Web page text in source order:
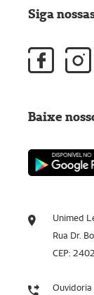
Unimed
Rua Dr.
CEP:
Ouvidoria
Siga
Baixe